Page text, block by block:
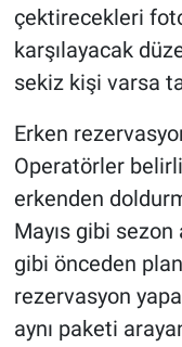
çektirecekleri
karşılayacak
sekiz kişi varsa
Erken
Operatörler
erkenden
Mayıs gibi sezon
gibi önceden
rezervasyon
aynı paketi